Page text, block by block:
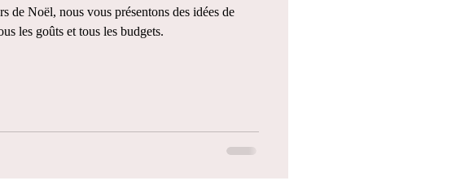
de Noël, nous vous présentons des idées de
les goûts et tous les budgets.